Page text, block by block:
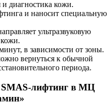
и диагностика кожи.
и наносит специальную
ультразвуковую
в зависимости от зоны.
вернуться к обычной
периода.
лифтинг в МЦ